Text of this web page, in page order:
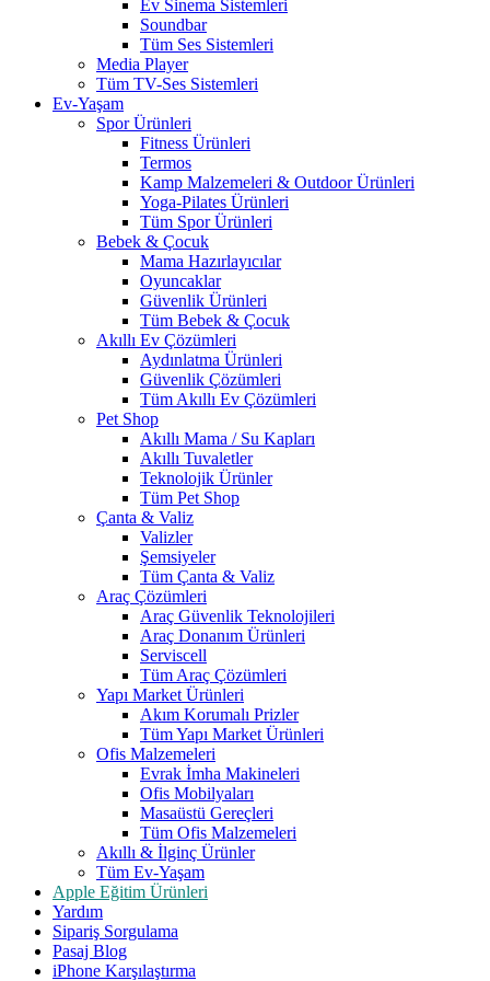
Ev Sinema Sistemleri
Soundbar
Tüm Ses Sistemleri
Media Player
Tüm TV-Ses Sistemleri
Ev-Yaşam
Spor Ürünleri
Fitness Ürünleri
Termos
Kamp Malzemeleri & Outdoor Ürünleri
Yoga-Pilates Ürünleri
Tüm Spor Ürünleri
Bebek & Çocuk
Mama Hazırlayıcılar
Oyuncaklar
Güvenlik Ürünleri
Tüm Bebek & Çocuk
Akıllı Ev Çözümleri
Aydınlatma Ürünleri
Güvenlik Çözümleri
Tüm Akıllı Ev Çözümleri
Pet Shop
Akıllı Mama / Su Kapları
Akıllı Tuvaletler
Teknolojik Ürünler
Tüm Pet Shop
Çanta & Valiz
Valizler
Şemsiyeler
Tüm Çanta & Valiz
Araç Çözümleri
Araç Güvenlik Teknolojileri
Araç Donanım Ürünleri
Serviscell
Tüm Araç Çözümleri
Yapı Market Ürünleri
Akım Korumalı Prizler
Tüm Yapı Market Ürünleri
Ofis Malzemeleri
Evrak İmha Makineleri
Ofis Mobilyaları
Masaüstü Gereçleri
Tüm Ofis Malzemeleri
Akıllı & İlginç Ürünler
Tüm Ev-Yaşam
Apple Eğitim Ürünleri
Yardım
Sipariş Sorgulama
Pasaj Blog
iPhone Karşılaştırma